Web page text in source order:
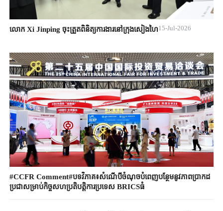
លោក Xi Jinping ចុះត្រួតពិនិត្យការងារនៅក្រុងសៀងហៃ15-Jul-2026
#CCFR ​Comment#បទវិភាគ​៖សំណើបីចំណុច​បំពេញបន្ថែម​នូវភាពប្រាកដ​
ប្រជា​សម្រាប់​កិច្ចសហប្រតិបតិ្តការ​ប្រទេស ​BRICSធំ ​